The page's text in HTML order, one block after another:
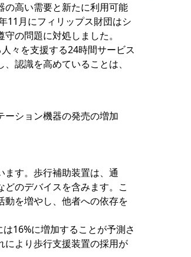
の高い需要と新たに利用可能
11月にフィリップス財団はシ
の問題に対処しました。
々を支援する24時間サービス
認識を高めていることは、
ーション機器の発売の増加
す。歩行補助装置は、通
のデバイスを含みます。こ
を増やし、他者への依存を
16%に増加することが予測さ
により歩行支援装置の採用が